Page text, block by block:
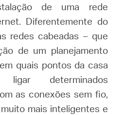
de uma rede
Diferentemente do
redes cabeadas – que
de um planejamento
quais pontos da casa
determinados
as conexões sem fio,
mais inteligentes e